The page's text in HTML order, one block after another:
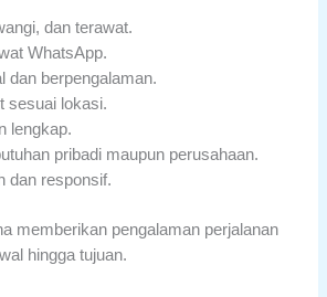
dan terawat.
WhatsApp.
dan berpengalaman.
sesuai lokasi.
lengkap.
pribadi maupun perusahaan.
dan responsif.
memberikan pengalaman perjalanan
hingga tujuan.